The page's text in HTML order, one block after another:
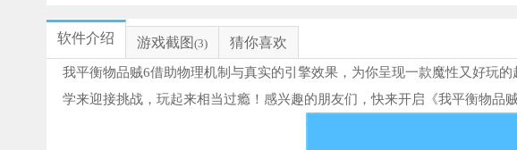
软件介绍 游戏截图 (3) 猜你喜欢
我平衡物品贼6借助物理机制与真实的引擎效果，为你呈现一款魔性又好玩
学来迎接挑战，玩起来相当过瘾！感兴趣的朋友们，快来开启《我平衡物品